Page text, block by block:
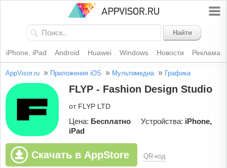
Найти
iPhone, iPad Android Huawei Windows Новости Реклама
AppVisor.ru » Приложения iOS » Мультимедиа » Графика
FLYP - Fashion Design Studio
от FLYP LTD
Цена: Бесплатно Устройства: iPhone,
iPad
Скачать в AppStore QR-код